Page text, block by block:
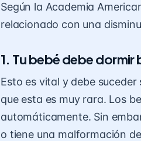
Según la Academia
relacionado con una
1. Tu bebé debe dormir
Esto es vital y debe
que esta es muy rara. Los
automáticamente. Sin
o tiene una malformación